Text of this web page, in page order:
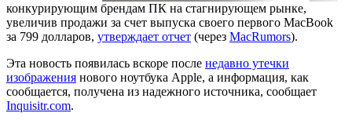
конкурирующим брендам ПК на стагнирующем рынке,
увеличив продажи за счет выпуска своего первого MacBook
за 799 долларов, утверждает отчет (через MacRumors).
Эта новость появилась вскоре после недавно утечки
изображения нового ноутбука Apple, а информация, как
сообщается, получена из надежного источника, сообщает
Inquisitr.com.